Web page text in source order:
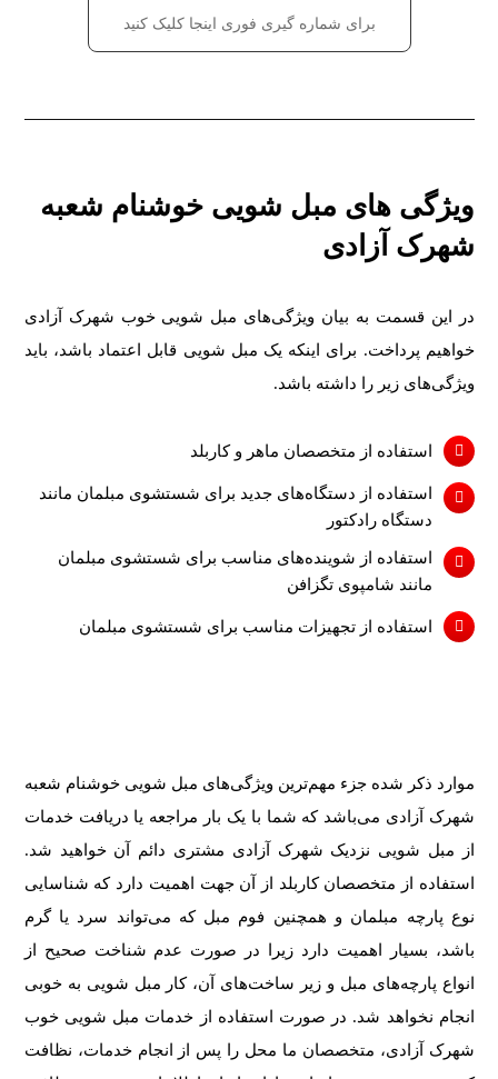
برای شماره گیری فوری اینجا کلیک کنید
ویژگی های مبل شویی خوشنام شعبه
شهرک آزادی
در این قسمت به بیان ویژگی‌های مبل شویی خوب شهرک آزادی
خواهیم پرداخت. برای اینکه یک مبل شویی قابل اعتماد باشد، باید
ویژگی‌های زیر را داشته باشد.
استفاده از متخصصان ماهر و کاربلد
استفاده از دستگاه‌های جدید برای شستشوی مبلمان مانند
دستگاه رادکتور
استفاده از شوینده‌های مناسب برای شستشوی مبلمان
مانند شامپوی تگزافن
استفاده از تجهیزات مناسب برای شستشوی مبلمان
موارد ذکر شده جزء مهم‌ترین ویژگی‌های مبل شویی خوشنام شعبه
شهرک آزادی می‌باشد که شما با یک بار مراجعه یا دریافت خدمات
از مبل شویی نزدیک شهرک آزادی مشتری دائم آن خواهید شد.
استفاده از متخصصان کاربلد از آن جهت اهمیت دارد که شناسایی
نوع پارچه مبلمان و همچنین فوم مبل که می‌تواند سرد یا گرم
باشد، بسیار اهمیت دارد زیرا در صورت عدم شناخت صحیح از
انواع پارچه‌های مبل و زیر ساخت‌های آن، کار مبل شویی به خوبی
انجام نخواهد شد. در صورت استفاده از خدمات مبل شویی خوب
شهرک آزادی، متخصصان ما محل را پس از انجام خدمات، نظافت